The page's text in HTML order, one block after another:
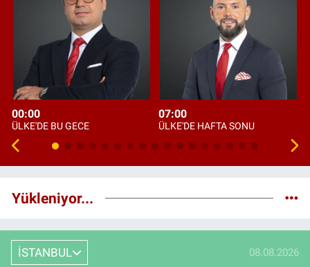
00:00
ÜLKE'DE BU GECE
07:00
ÜLKE'DE HAFTA SONU
Yükleniyor...
İSTANBUL 08.08.2026